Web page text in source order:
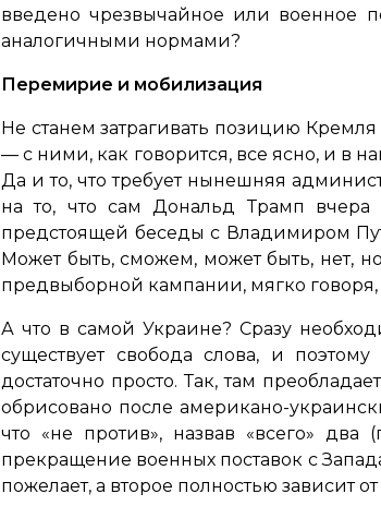
введено чрезвычайное или военное
аналогичными нормами?
Перемирие и мобилизация
Не станем затрагивать позицию
— с ними, как говорится, все ясно, и в
Да и то, что требует нынешняя
на то, что сам Дональд Трамп
предстоящей беседы с Владимиром
Может быть, сможем, может быть, нет,
предвыборной кампании, мягко
А что в самой Украине? Сразу
существует свобода слова, и
достаточно просто. Так, там
обрисовано после американо-
что «не против», назвав «всего»
прекращение военных поставок с
пожелает, а второе полностью зависит